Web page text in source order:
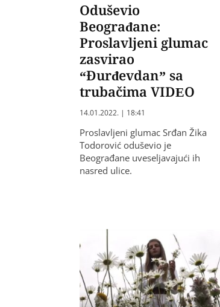
Oduševio
Beograđane:
Proslavljeni glumac
zasvirao
“Đurđevdan” sa
trubačima VIDEO
14.01.2022. | 18:41
Proslavljeni glumac Srđan Žika
Todorović oduševio je
Beograđane uveseljavajući ih
nasred ulice.